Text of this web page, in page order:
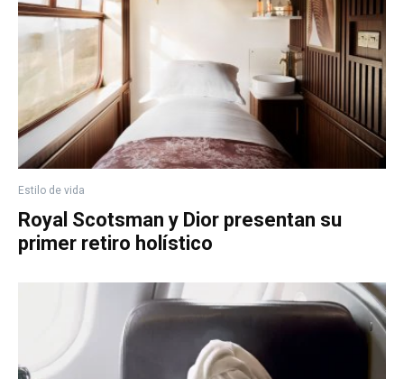
Estilo de vida
Royal Scotsman y Dior presentan su
primer retiro holístico